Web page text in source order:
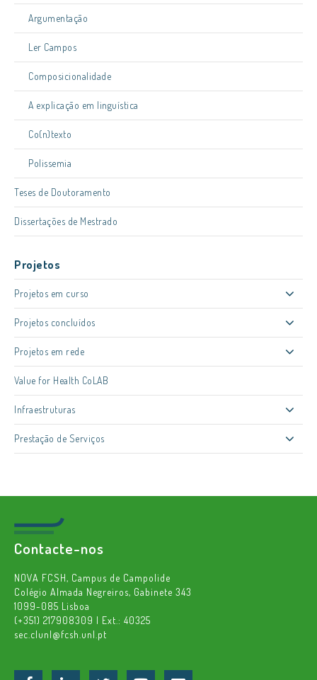
Argumentação
Ler Campos
Composicionalidade
A explicação em linguística
Co(n)texto
Polissemia
Teses de Doutoramento
Dissertações de Mestrado
Projetos
Projetos em curso
Projetos concluídos
Projetos em rede
Value for Health CoLAB
Infraestruturas
Prestação de Serviços
Contacte-nos
NOVA FCSH, Campus de Campolide
Colégio Almada Negreiros, Gabinete 343
1099-085 Lisboa
(+351) 217908309 | Ext.: 40325
sec.clunl@fcsh.unl.pt